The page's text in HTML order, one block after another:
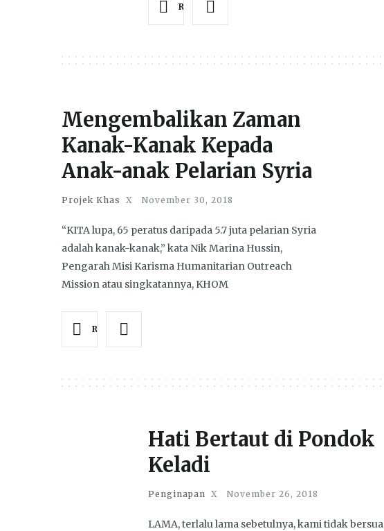
Read more
Mengembalikan Zaman
Kanak-Kanak Kepada
Anak-anak Pelarian Syria
Projek Khas X November 30, 2018
“KITA lupa, 65 peratus daripada 5.7 juta pelarian Syria
adalah kanak-kanak,” kata Nik Marina Hussin,
Pengarah Misi Karisma Humanitarian Outreach
Mission atau singkatannya, KHOM
Read more
Hati Bertaut di Pondok
Keladi
Penginapan X November 26, 2018
LAMA, terlalu lama sebetulnya, kami tidak bersua